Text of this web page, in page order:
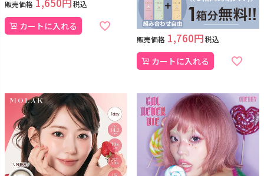
販売価格 税込
カートに入れる
販売価格 1,760 税込
カートに入れる